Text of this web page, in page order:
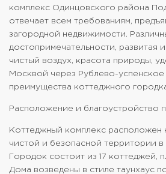
комплекс Одинцовского района
отвечает всем требованиям,
загородной недвижимости.
достопримечательности, развитая
чистый воздух, красота природы,
Москвой через Рублево-
преимущества коттеджного
Расположение и благоустройство
Коттеджный комплекс расположен
чистой и безопасной территории в
Городок состоит из 17 коттеджей,
Дома возведены в стиле таунхаус